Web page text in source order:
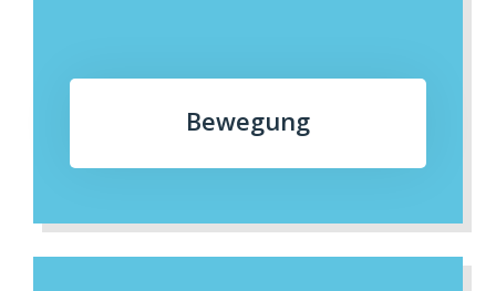
Bewegung